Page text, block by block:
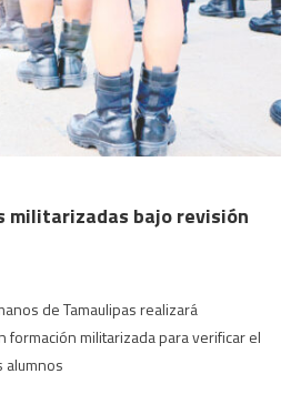
militarizadas bajo revisión
de Tamaulipas realizará
militarizada para verificar el
alumnos